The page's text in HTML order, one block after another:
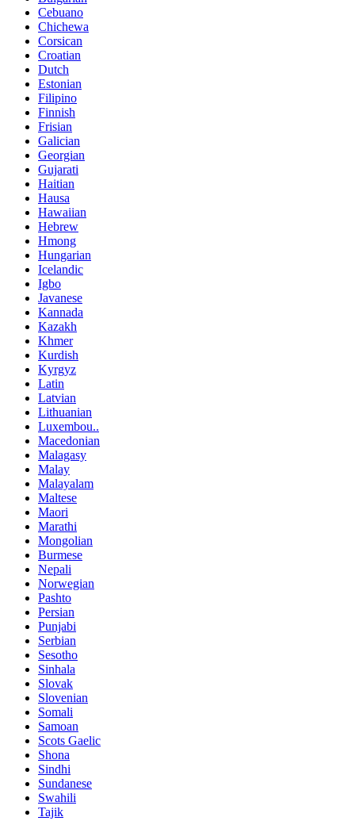
Cebuano
Chichewa
Corsican
Croatian
Dutch
Estonian
Filipino
Finnish
Frisian
Galician
Georgian
Gujarati
Haitian
Hausa
Hawaiian
Hebrew
Hmong
Hungarian
Icelandic
Igbo
Javanese
Kannada
Kazakh
Khmer
Kurdish
Kyrgyz
Latin
Latvian
Lithuanian
Luxembou..
Macedonian
Malagasy
Malay
Malayalam
Maltese
Maori
Marathi
Mongolian
Burmese
Nepali
Norwegian
Pashto
Persian
Punjabi
Serbian
Sesotho
Sinhala
Slovak
Slovenian
Somali
Samoan
Scots Gaelic
Shona
Sindhi
Sundanese
Swahili
Tajik